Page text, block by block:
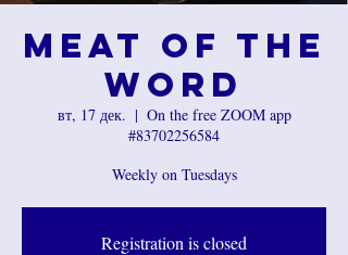
Meat of the
Word
вт, 17 дек.
  |
On the free ZOOM app
#83702256584
Weekly on Tuesdays
Registration is closed